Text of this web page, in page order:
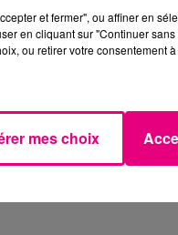
et fermer", ou affiner en
en cliquant sur "Continuer
ou retirer votre consentement
mes choix